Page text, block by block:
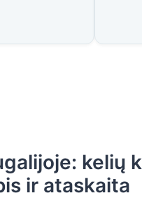
kelių
ir ataskaita